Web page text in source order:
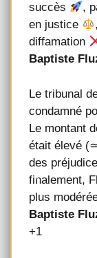
succès
,
en justice
diffamation
Baptiste
Le tribunal
condamné
Le montant
était élevé
des
finalement,
plus
Baptiste
+1